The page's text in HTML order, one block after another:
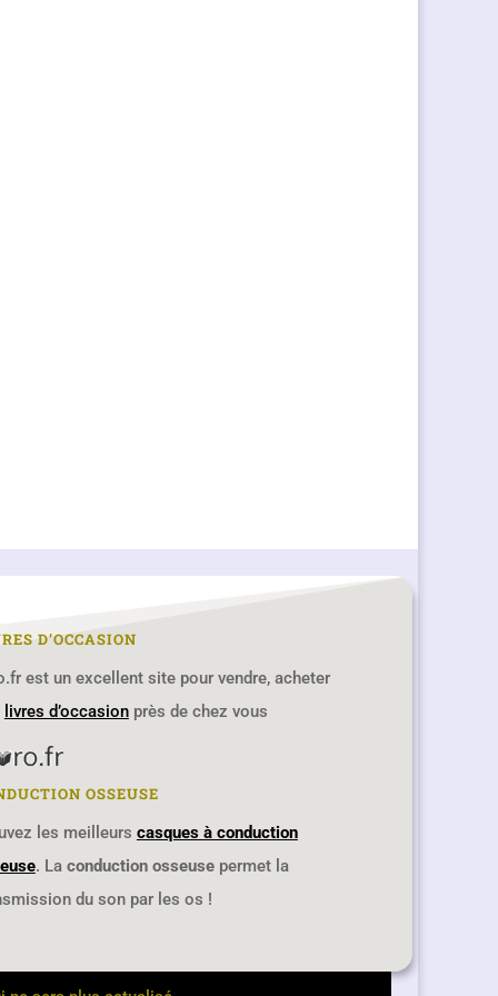
D’OCCASION
est un excellent site pour vendre, acheter
livres d’occasionprès de chez vous
OSSEUSE
les meilleurs casques à conduction
. La conduction osseusepermet la
du son par les os !